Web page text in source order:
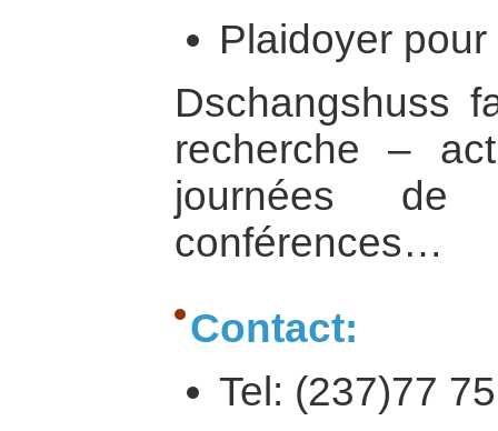
Plaidoyer
Dschangshuss
recherche –
journées de
conférences…
Contact:
Tel: (237)77